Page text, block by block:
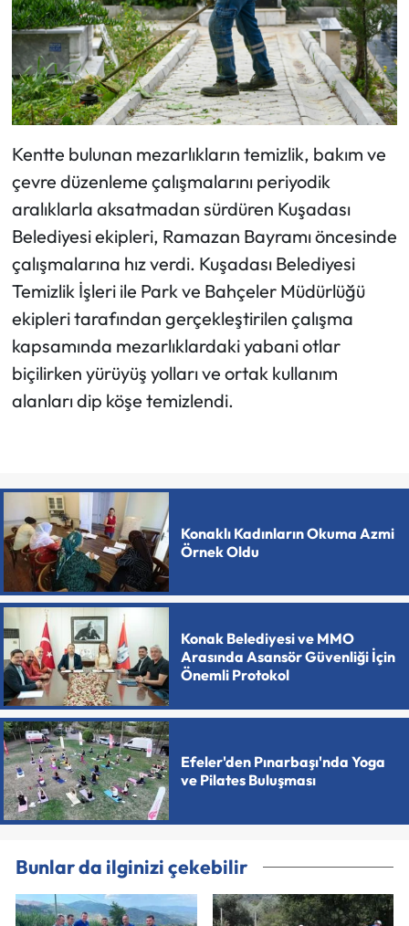
Kentte bulunan mezarlıkların temizlik, bakım ve
çevre düzenleme çalışmalarını periyodik
aralıklarla aksatmadan sürdüren Kuşadası
Belediyesi ekipleri, Ramazan Bayramı öncesinde
çalışmalarına hız verdi. Kuşadası Belediyesi
Temizlik İşleri ile Park ve Bahçeler Müdürlüğü
ekipleri tarafından gerçekleştirilen çalışma
kapsamında mezarlıklardaki yabani otlar
biçilirken yürüyüş yolları ve ortak kullanım
alanları dip köşe temizlendi.
Konaklı Kadınların Okuma Azmi
Örnek Oldu
Konak Belediyesi ve MMO
Arasında Asansör Güvenliği İçin
Önemli Protokol
Efeler'den Pınarbaşı'nda Yoga
ve Pilates Buluşması
Bunlar da ilginizi çekebilir